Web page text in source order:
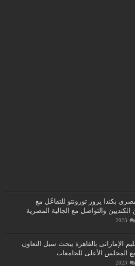
بكندا يزور تورونتو للتفاعُل مع
الكنديين والتواصل مع الجالية المصرية
الإماراتى بالقاهرة يبحث سبل التعاون
مع المجلس الأعلى للجامعات